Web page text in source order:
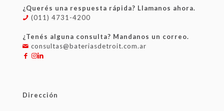
¿Querés una respuesta rápida? Llamanos ahora.
(011) 4731-4200
¿Tenés alguna consulta? Mandanos un correo.
consultas@bateriasdetroit.com.ar
Dirección